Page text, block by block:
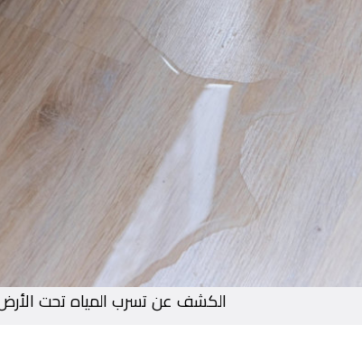
الكشف عن تسرب المياه تحت الأرض